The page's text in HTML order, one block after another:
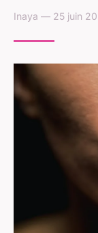
Inaya — 25 juin